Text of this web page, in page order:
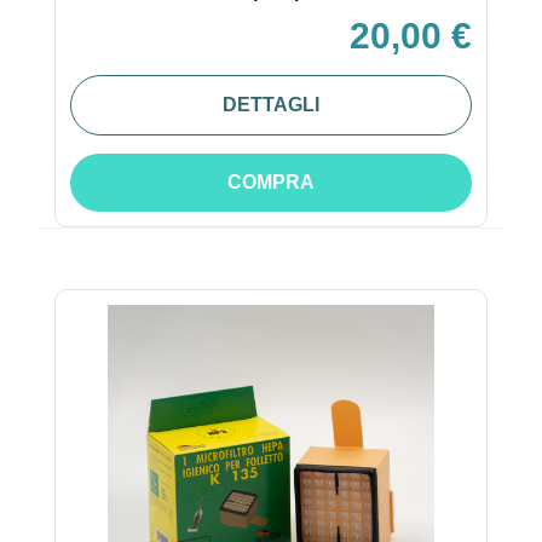
20,00 €
DETTAGLI
COMPRA